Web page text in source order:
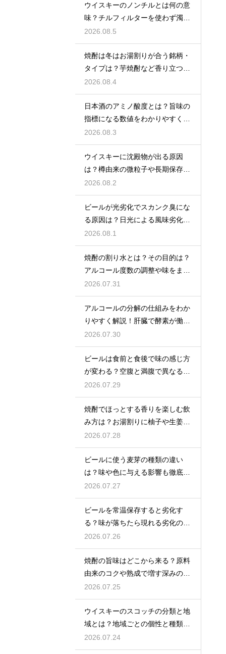
ウイスキーのノンチルとは何の意
味？チルフィルターを使わず濁り
をあえて残す製法
2026.08.5
焼酎は冬はお湯割りが合う銘柄・
タイプは？芋焼酎など香り立つ本
格焼酎で体が温まる
2026.08.4
日本酒のアミノ酸度とは？旨味の
指標になる数値をわかりやすく解
説
2026.08.3
ウイスキーに沈殿物が出る原因
は？樽由来の微粒子や長期保存で
成分が析出するため
2026.08.2
ビールが光劣化でスカンク臭にな
る原因は？日光による風味劣化を
解説
2026.08.1
焼酎の割り水とは？その目的は？
アルコール度数の調整や味をまろ
やかにする効果を解説
2026.07.31
アルコールの分解の仕組みをわか
りやすく解説！肝臓で酵素が働き
アセトアルデヒドに変化して無害
化
2026.07.30
ビールは食前と食後で味の感じ方
が変わる？空腹と満腹で異なる味
覚の感じ方を解説
2026.07.29
焼酎でほっとする香りを楽しむ飲
み方は？お湯割りに柚子や生姜を
加えてリラックス効果を実感
2026.07.28
ビールに使う麦芽の種類の違い
は？味や色に与える影響も徹底解
説
2026.07.27
ビールを常温保存すると劣化す
る？味が落ちたら現れる劣化のサ
インを解説
2026.07.26
焼酎の旨味はどこから来る？原料
由来のコクや熟成で増す深みの秘
密を解説
2026.07.25
ウイスキーのスコッチの分類と地
域とは？地域ごとの個性と種類を
解説
2026.07.24